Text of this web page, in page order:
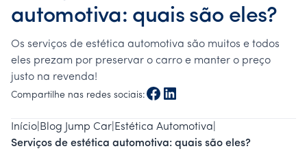
automotiva: quais são eles?
Os serviços de estética automotiva são muitos e todos
eles prezam por preservar o carro e manter o preço
justo na revenda!
Compartilhe nas redes sociais:
Início Blog Jump Car Estética Automotiva
Serviços de estética automotiva: quais são eles?